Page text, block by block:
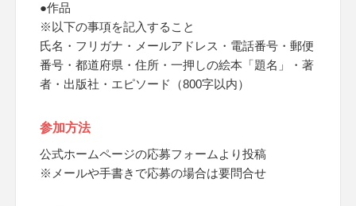
●作品
※以下の事項を記入すること
氏名・フリガナ・メールアドレス・電話番号・郵便
番号・都道府県・住所・一押しの絵本「題名」・著
者・出版社・エピソード（800字以内）
参加方法
公式ホームページの応募フォームより投稿
※メールや手書きで応募の場合は要問合せ